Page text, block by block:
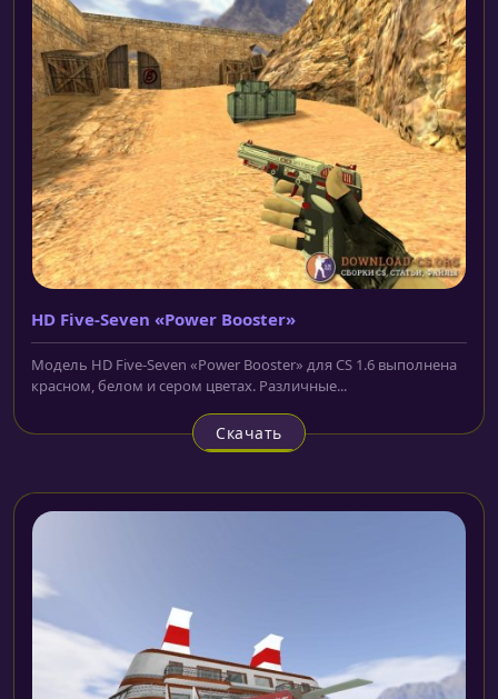
HD Five-Seven «Power Booster»
Модель HD Five-Seven «Power Booster» для CS 1.6 выполнена
красном, белом и сером цветах. Различные...
Скачать